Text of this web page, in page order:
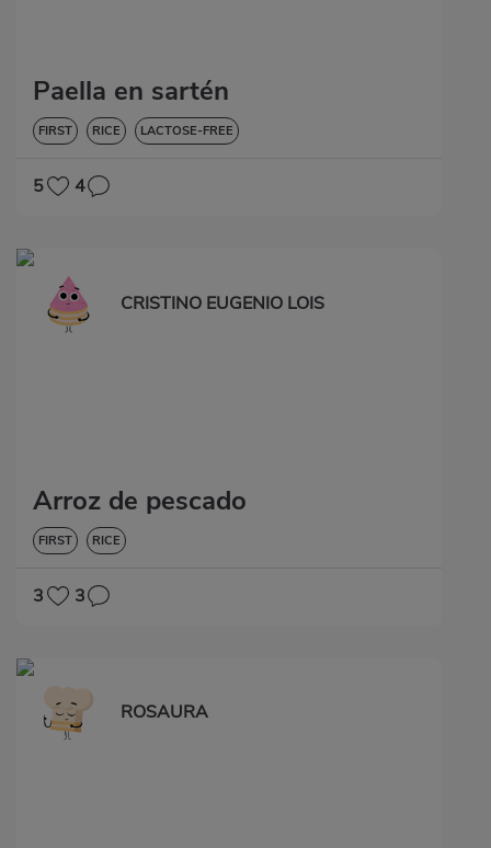
Paella en sartén
FIRST RICE LACTOSE-FREE
5 4
CRISTINO EUGENIO LOIS
Arroz de pescado
FIRST RICE
3 3
ROSAURA